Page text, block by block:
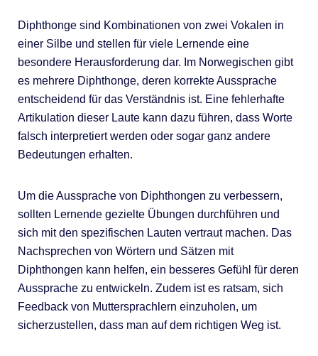
Diphthonge sind Kombinationen von zwei Vokalen in
einer Silbe und stellen für viele Lernende eine
besondere Herausforderung dar. Im Norwegischen gibt
es mehrere Diphthonge, deren korrekte Aussprache
entscheidend für das Verständnis ist. Eine fehlerhafte
Artikulation dieser Laute kann dazu führen, dass Worte
falsch interpretiert werden oder sogar ganz andere
Bedeutungen erhalten.
Um die Aussprache von Diphthongen zu verbessern,
sollten Lernende gezielte Übungen durchführen und
sich mit den spezifischen Lauten vertraut machen. Das
Nachsprechen von Wörtern und Sätzen mit
Diphthongen kann helfen, ein besseres Gefühl für deren
Aussprache zu entwickeln. Zudem ist es ratsam, sich
Feedback von Muttersprachlern einzuholen, um
sicherzustellen, dass man auf dem richtigen Weg ist.